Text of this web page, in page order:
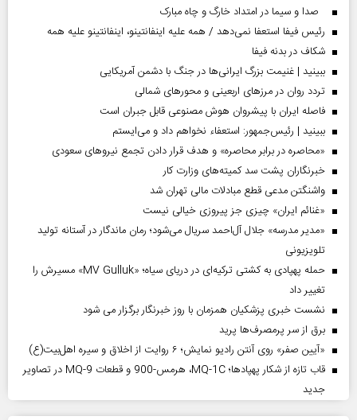
صدا و سیما در امتداد خارگ و چاه مبارک
رئیس فیفا استعفا نمی‌دهد / همه علیه اینفانتینو، اینفانتینو علیه همه
شکاف در بدنه فیفا
ببینید | غنیمت بزرگ ایرانی‌ها در جنگ با دشمن آمریکایی
تردد روان در مرزهای اربعینی و محورهای شمالی
فاصله ایران با پیشرو‌ان هوش مصنوعی قابل جبران است
ببینید | رئیس‌جمهور: استعفاء نخواهم داد و می‌ایستم
«محاصره در برابر محاصره» و هدف قرار دادن تجمع نیروهای سعودی
خبرنگاران پشت سد کمیته‌های وزارت کار
واشنگتن مدعی قطع مبادلات مالی تهران شد
«غنائم ایران» چیزی جز پیروزی خیالی نیست
«مدیر مدرسه» جلال آل‌احمد سریال می‌شود؛ رمان ماندگار در آستانه تولید
تلویزیونی
حمله پهپادی به کشتی ترکیه‌ای در دریای سیاه؛ «MV Gulluk» مسیرش را
تغییر داد
نشست خبری پزشکیان همزمان با روز خبرنگار برگزار می شود
برق از سر پرمصرف‌ها پرید
«آیین صفر» روی آنتن رادیو نمایش؛ ۶ روایت از اخلاق و سیره اهل‌بیت(ع)
قاب تازه از شکار پهپادها؛ MQ-1C، هرمس-900 و قطعات MQ-9 در تصاویر
جدید